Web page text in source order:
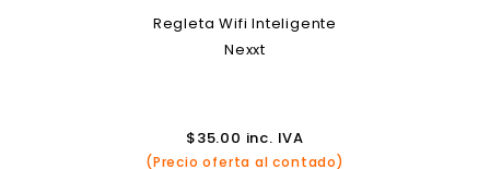
Regleta Wifi Inteligente
Nexxt
$35.00 inc. IVA
(Precio oferta al contado)